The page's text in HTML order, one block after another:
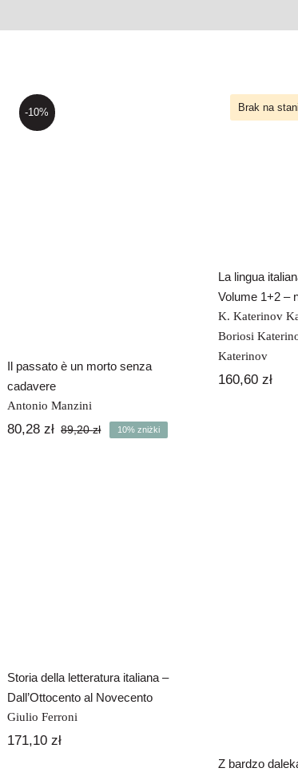
-10%
Il passato è un morto senza
cadavere
Antonio Manzini
89,20złPierwotna
80,28 zł
Aktualna
10% zniżki
Brak na
La lingua
Volume 1+2 –
K. Katerinov
Boriosi
Katerinov
160,60zł
Storia della letteratura italiana –
Dall’Ottocento al Novecento
Giulio Ferroni
171,10 zł
Z bardzo